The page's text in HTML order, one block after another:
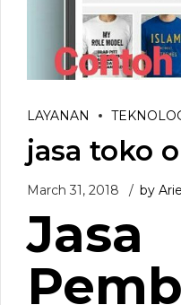
LAYANAN
jasa toko
March 31, 2018 by
Jasa